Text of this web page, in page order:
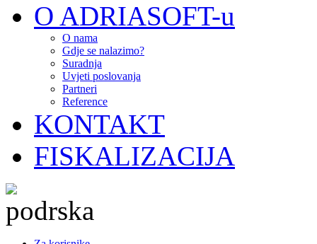
O ADRIASOFT-u
O nama
Gdje se nalazimo?
Suradnja
Uvjeti poslovanja
Partneri
Reference
KONTAKT
FISKALIZACIJA